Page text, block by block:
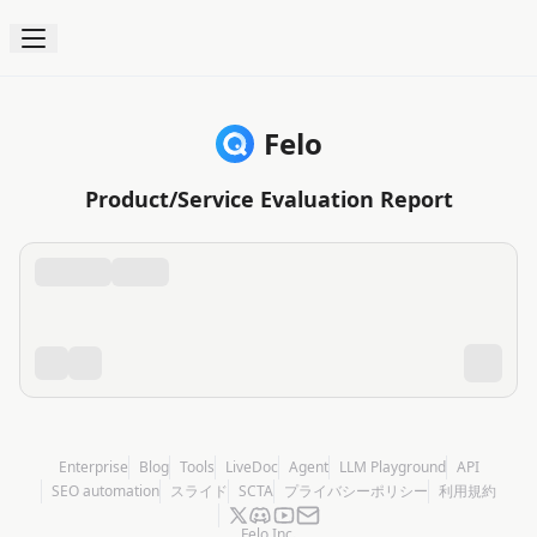
Felo
Product/Service Evaluation Report
Enterprise Blog Tools LiveDoc Agent LLM Playground API
SEO automation スライド SCTA プライバシーポリシー 利用規約